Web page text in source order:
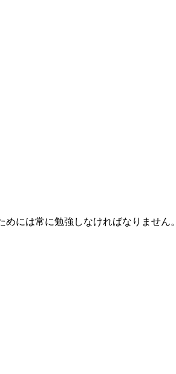
には常に勉強しなければなりません。